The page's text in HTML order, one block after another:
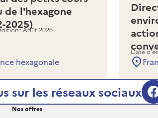
de l'hexagone
2025): Août 2026
hexagonale
Date
sur les réseaux sociaux
Nos offres